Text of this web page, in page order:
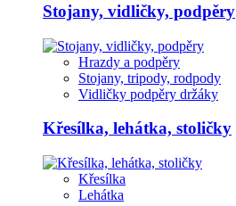
Stojany, vidličky, podpěry
Hrazdy a podpěry
Stojany, tripody, rodpody
Vidličky podpěry držáky
Křesílka, lehátka, stoličky
Křesílka
Lehátka